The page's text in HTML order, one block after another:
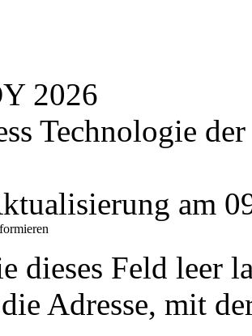
2026
Technologie
am
dieses Feld leer
Adresse, mit